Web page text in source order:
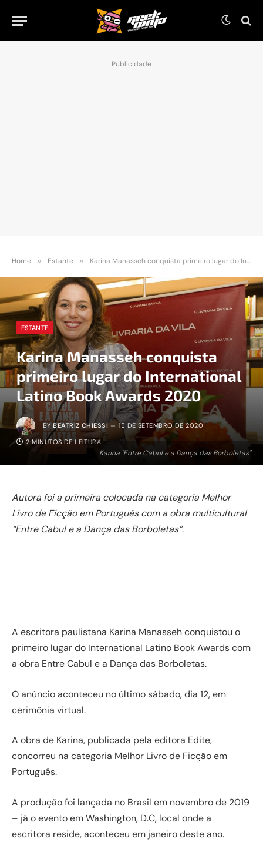
Publicidade
Home » Estante » Karina Manasseh conquista primeiro lugar do International Latino Book Awards 2020
Karina "Entre Cabul e a Dança das Borboletas"
ESTANTE
Karina Manasseh conquista
primeiro lugar do International
Latino Book Awards 2020
BY BEATRIZ CHIESSI 15 DE SETEMBRO DE 2020
2 MINUTOS DE LEITURA
Autora foi a primeira colocada na categoria Melhor
Livro de Ficção em Português com a obra multicultural
“Entre Cabul e a Dança das Borboletas”.
A escritora paulistana Karina Manasseh conquistou o
primeiro lugar do International Latino Book Awards com
a obra Entre Cabul e a Dança das Borboletas.
O anúncio aconteceu no último sábado, dia 12, em
cerimônia virtual.
A obra de Karina, publicada pela editora Edite,
concorreu na categoria Melhor Livro de Ficção em
Português.
A produção foi lançada no Brasil em novembro de 2019
– já o evento em Washington, D.C, local onde a
escritora reside, aconteceu em janeiro deste ano.